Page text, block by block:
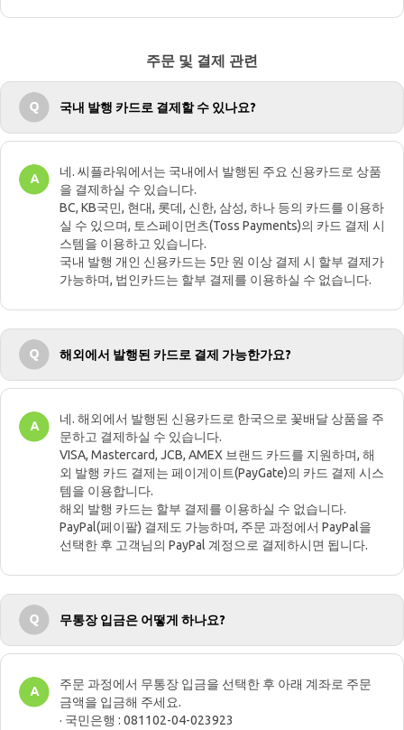
주문 및 결제 관련
국내 발행 카드로 결제할 수 있나요?
네. 씨플라워에서는 국내에서 발행된 주요 신용카드로 상품
을 결제하실 수 있습니다.
BC, KB국민, 현대, 롯데, 신한, 삼성, 하나 등의 카드를 이용하
실 수 있으며, 토스페이먼츠(Toss Payments)의 카드 결제 시
스템을 이용하고 있습니다.
국내 발행 개인 신용카드는 5만 원 이상 결제 시 할부 결제가
가능하며, 법인카드는 할부 결제를 이용하실 수 없습니다.
해외에서 발행된 카드로 결제 가능한가요?
네. 해외에서 발행된 신용카드로 한국으로 꽃배달 상품을 주
문하고 결제하실 수 있습니다.
VISA, Mastercard, JCB, AMEX 브랜드 카드를 지원하며, 해
외 발행 카드 결제는 페이게이트(PayGate)의 카드 결제 시스
템을 이용합니다.
해외 발행 카드는 할부 결제를 이용하실 수 없습니다.
PayPal(페이팔) 결제도 가능하며, 주문 과정에서 PayPal을
선택한 후 고객님의 PayPal 계정으로 결제하시면 됩니다.
무통장 입금은 어떻게 하나요?
주문 과정에서 무통장 입금을 선택한 후 아래 계좌로 주문
금액을 입금해 주세요.
· 국민은행 : 081102-04-023923